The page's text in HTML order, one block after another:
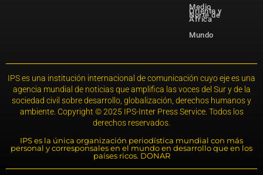
Medio
Oriente y
Norte de
África
Mundo
IPS es una institución internacional de comunicación cuyo eje es una
agencia mundial de noticias que amplifica las voces del Sur y de la
sociedad civil sobre desarrollo, globalización, derechos humanos y
ambiente. Copyright © 2025 IPS-Inter Press Service. Todos los
derechos reservados.
IPS es la única organización periodística mundial con más
personal y corresponsales en el mundo en desarrollo que en los
países ricos. DONAR